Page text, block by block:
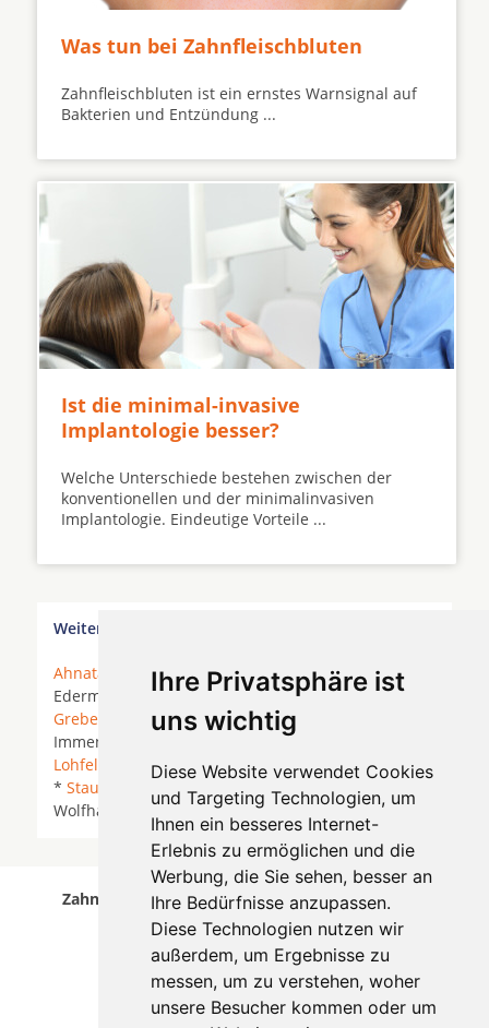
Ihre Privatsphäre ist
uns wichtig
Diese Website verwendet Cookies
und Targeting Technologien, um
Ihnen ein besseres Internet-
Erlebnis zu ermöglichen und die
Werbung, die Sie sehen, besser an
Ihre Bedürfnisse anzupassen.
Diese Technologien nutzen wir
außerdem, um Ergebnisse zu
messen, um zu verstehen, woher
unsere Besucher kommen oder um
Was tun bei Zahnfleischbluten
Zahnfleischbluten ist ein ernstes Warnsignal auf
Bakterien und Entzündung ...
Ist die minimal-invasive
Implantologie besser?
Welche Unterschiede bestehen zwischen der
konventionellen und der minimalinvasiven
Implantologie. Eindeutige Vorteile ...
Weitere Orte in der Nähe von Gleichen
Ahnatal * Bad Emstal *Baunatal*Calden*
Edermünde *Espenau *Fuldabrück *Fuldatal*
Grebenstein
*Habichtswald* Hofgeismar *
Immenhausen *
* Kaufungen * Liebenau *
Lohfelden
* Niedenstein *Niestetal*Schauenburg
* Staufenberg (Niedersachsen)* Vellmar
*
Wolfhagen *
Zierenberg*
Zahnärzte für Zahnimplantete in Gleichen wurde
am 09 August 2026 aktualisiert.